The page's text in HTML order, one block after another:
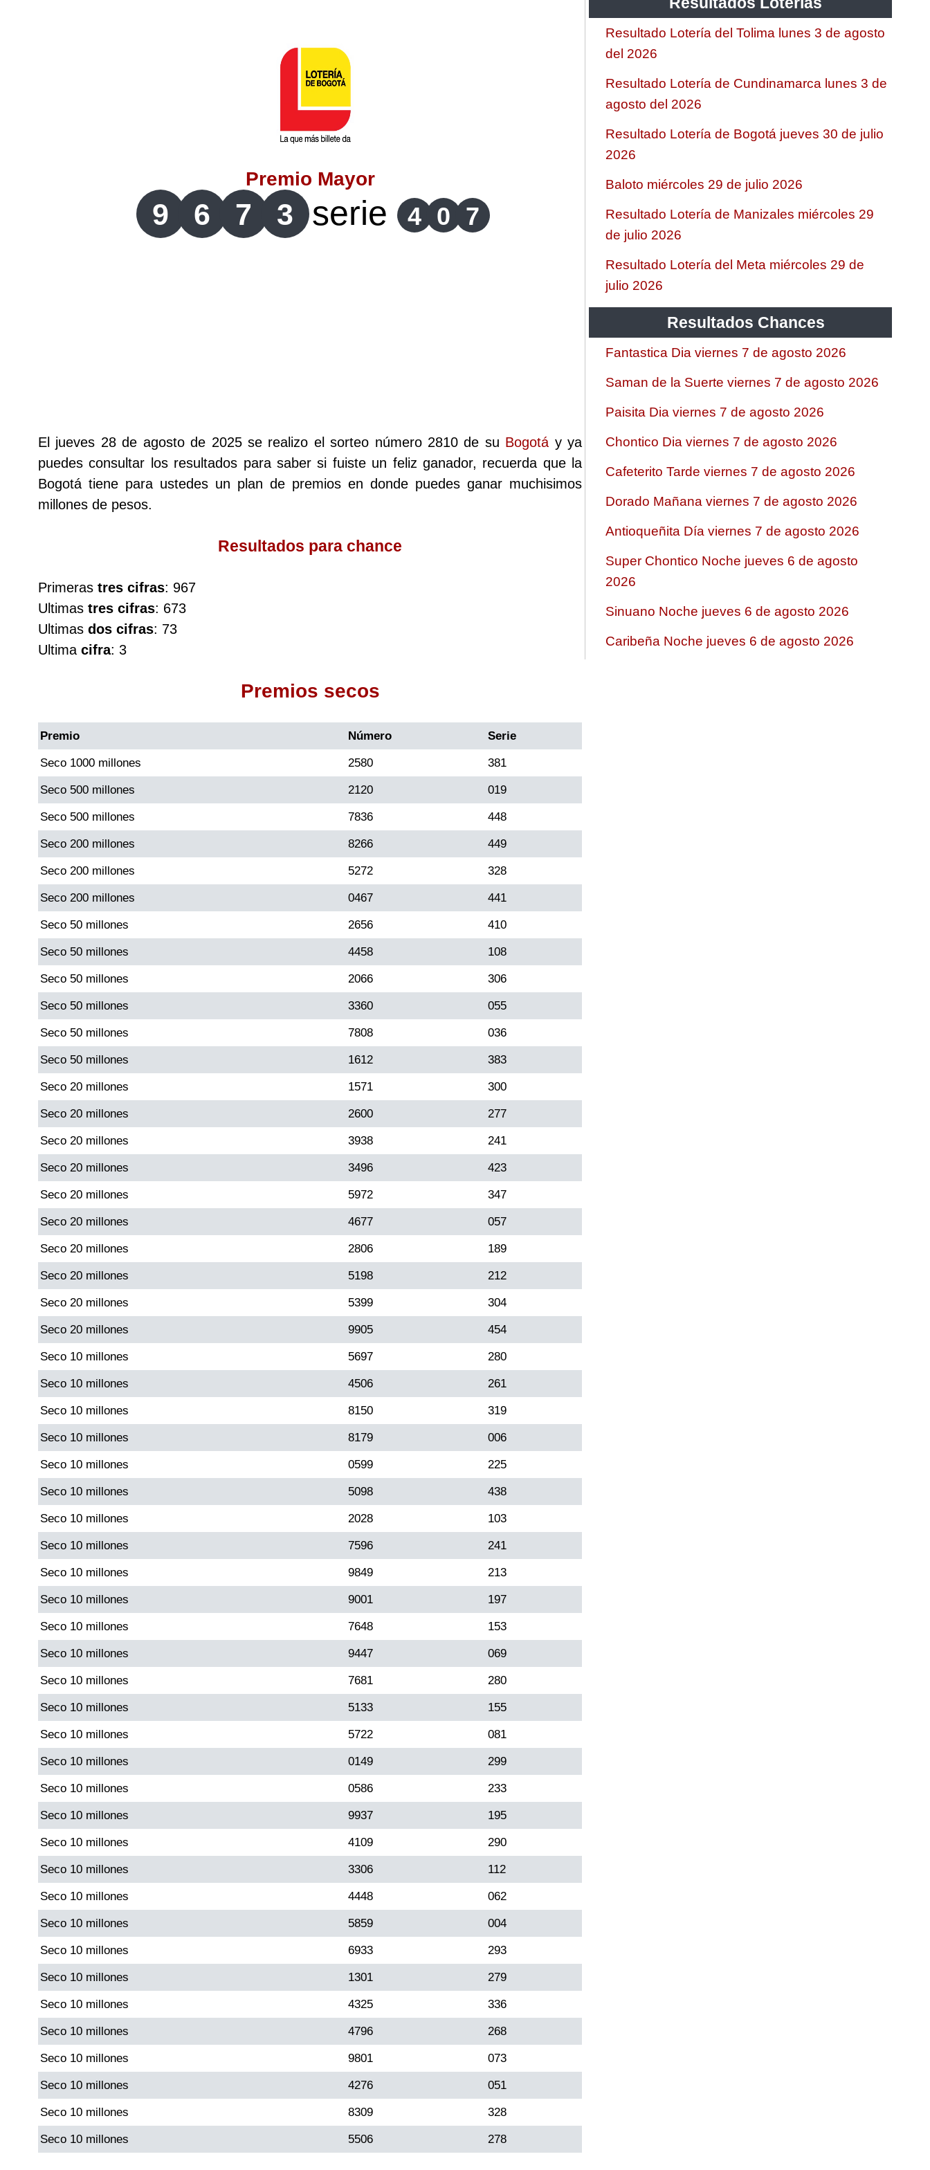
Lotería de Risaralda
Antioqueñita Día
Antioqueñita Tarde
Astro Luna
Cafeterito Tarde
Caribeña Noche
Chontico Día
Chontico Noche
Culona día
Culona noche
Dorado Mañana
Dorado Tarde
Dorado Noche
Fantástica Día
Fantástica Noche
Motilon Tarde
Motilon Noche
Paisita Día
Paisita Noche
Paisita 3
Pick 3 Día
Pick 3 Noche
Pick 4 Día
Pick 4 Noche
Pijao de Oro
Saman de la suerte
Sinuano Día
Sinuano Noche
Super Chontico Noche
Premio Mayor
9 6 7 3 serie 4 0 7
El jueves 28 de agosto de 2025 se realizo el sorteo número 2810 de su Bogotá y ya
puedes consultar los resultados para saber si fuiste un feliz ganador, recuerda que la
Bogotá tiene para ustedes un plan de premios en donde puedes ganar muchisimos
millones de pesos.
Resultados para chance
Primeras tres cifras: 967
Ultimas tres cifras: 673
Ultimas dos cifras: 73
Ultima cifra: 3
Premios secos
Premio Número Serie
Seco 1000 millones 2580 381
Seco 500 millones 2120 019
Seco 500 millones 7836 448
Seco 200 millones 8266 449
Seco 200 millones 5272 328
Seco 200 millones 0467 441
Seco 50 millones 2656 410
Seco 50 millones 4458 108
Seco 50 millones 2066 306
Seco 50 millones 3360 055
Seco 50 millones 7808 036
Seco 50 millones 1612 383
Seco 20 millones 1571 300
Seco 20 millones 2600 277
Seco 20 millones 3938 241
Seco 20 millones 3496 423
Seco 20 millones 5972 347
Seco 20 millones 4677 057
Seco 20 millones 2806 189
Seco 20 millones 5198 212
Seco 20 millones 5399 304
Seco 20 millones 9905 454
Seco 10 millones 5697 280
Seco 10 millones 4506 261
Seco 10 millones 8150 319
Seco 10 millones 8179 006
Seco 10 millones 0599 225
Seco 10 millones 5098 438
Seco 10 millones 2028 103
Seco 10 millones 7596 241
Seco 10 millones 9849 213
Seco 10 millones 9001 197
Seco 10 millones 7648 153
Seco 10 millones 9447 069
Seco 10 millones 7681 280
Seco 10 millones 5133 155
Seco 10 millones 5722 081
Seco 10 millones 0149 299
Seco 10 millones 0586 233
Seco 10 millones 9937 195
Seco 10 millones 4109 290
Seco 10 millones 3306 112
Seco 10 millones 4448 062
Seco 10 millones 5859 004
Seco 10 millones 6933 293
Seco 10 millones 1301 279
Seco 10 millones 4325 336
Seco 10 millones 4796 268
Seco 10 millones 9801 073
Seco 10 millones 4276 051
Seco 10 millones 8309 328
Seco 10 millones 5506 278
Resultado Lotería del Tolima lunes 3 de agosto
del 2026
Resultado Lotería de Cundinamarca lunes 3 de
agosto del 2026
Resultado Lotería de Bogotá jueves 30 de julio
2026
Baloto miércoles 29 de julio 2026
Resultado Lotería de Manizales miércoles 29
de julio 2026
Resultado Lotería del Meta miércoles 29 de
julio 2026
Resultados Chances
Fantastica Dia viernes 7 de agosto 2026
Saman de la Suerte viernes 7 de agosto 2026
Paisita Dia viernes 7 de agosto 2026
Chontico Dia viernes 7 de agosto 2026
Cafeterito Tarde viernes 7 de agosto 2026
Dorado Mañana viernes 7 de agosto 2026
Antioqueñita Día viernes 7 de agosto 2026
Super Chontico Noche jueves 6 de agosto
2026
Sinuano Noche jueves 6 de agosto 2026
Caribeña Noche jueves 6 de agosto 2026